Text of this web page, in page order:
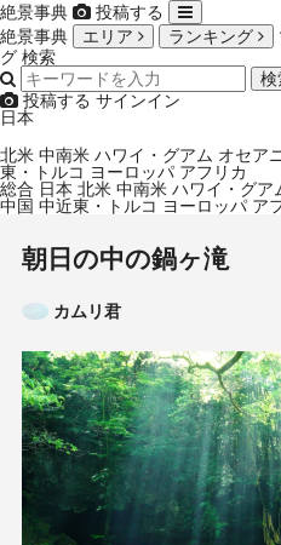
絶景事典
投稿する
絶景事典
エリア ランキング
グ 検索
検
投稿する サインイン
日本
北米 中南米 ハワイ・グアム オセア
東・トルコ ヨーロッパ アフリカ
総合 日本 北米 中南米 ハワイ・グア
中国 中近東・トルコ ヨーロッパ ア
朝日の中の鍋ヶ滝
カムリ君